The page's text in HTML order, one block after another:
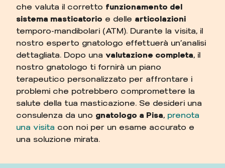
che valuta il corretto funzionamento del
sistema masticatorio e delle articolazioni
temporo-mandibolari (ATM). Durante la visita, il
nostro esperto gnatologo effettuerà un’analisi
dettagliata. Dopo una valutazione completa, il
nostro gnatologo ti fornirà un piano
terapeutico personalizzato per affrontare i
problemi che potrebbero compromettere la
salute della tua masticazione. Se desideri una
consulenza da uno gnatologo a Pisa, prenota
una visita con noi per un esame accurato e
una soluzione mirata.